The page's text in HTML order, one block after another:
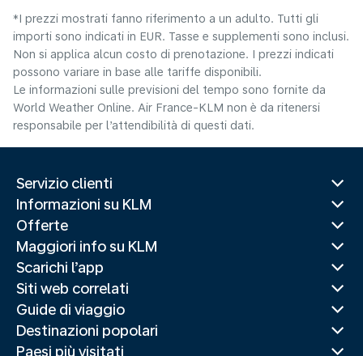
*I prezzi mostrati fanno riferimento a un adulto. Tutti gli
importi sono indicati in EUR. Tasse e supplementi sono inclusi.
Non si applica alcun costo di prenotazione. I prezzi indicati
possono variare in base alle tariffe disponibili.
Le informazioni sulle previsioni del tempo sono fornite da
World Weather Online. Air France-KLM non è da ritenersi
responsabile per l’attendibilità di questi dati.
Servizio clienti
Informazioni su KLM
Offerte
Maggiori info su KLM
Scarichi l’app
Siti web correlati
Guide di viaggio
Destinazioni popolari
Paesi più visitati